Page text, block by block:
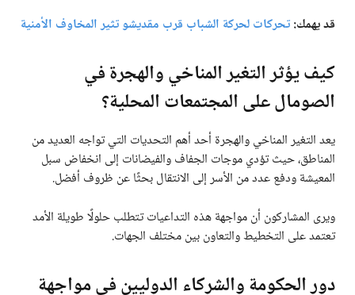
قد يهمك:تحركات لحركة الشباب قرب مقديشو تثير المخاوف الأمنية
كيف يؤثر التغير المناخي والهجرة في
الصومال على المجتمعات المحلية؟
يعد التغير المناخي والهجرة أحد أهم التحديات التي تواجه العديد من
المناطق، حيث تؤدي موجات الجفاف والفيضانات إلى انخفاض سبل
المعيشة ودفع عدد من الأسر إلى الانتقال بحثًا عن ظروف أفضل.
ويرى المشاركون أن مواجهة هذه التداعيات تتطلب حلولًا طويلة الأمد
تعتمد على التخطيط والتعاون بين مختلف الجهات.
دور الحكومة والشركاء الدوليين في مواجهة